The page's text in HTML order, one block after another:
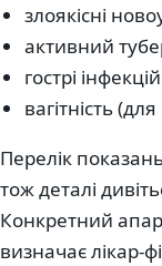
злоякісні
активний
гострі
вагітність
Перелік
тож деталі
Конкретний
визначає лікар-